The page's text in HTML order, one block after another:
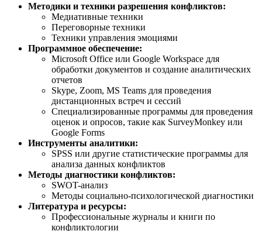
Методики и техники разрешения конфликтов:
Медиативные техники
Переговорные техники
Техники управления эмоциями
Программное обеспечение:
Microsoft Office или Google Workspace для
обработки документов и создание аналитических
отчетов
Skype, Zoom, MS Teams для проведения
дистанционных встреч и сессий
Специализированные программы для проведения
оценок и опросов, такие как SurveyMonkey или
Google Forms
Инструменты аналитики:
SPSS или другие статистические программы для
анализа данных конфликтов
Методы диагностики конфликтов:
SWOT-анализ
Методы социально-психологической диагностики
Литература и ресурсы:
Профессиональные журналы и книги по
конфликтологии